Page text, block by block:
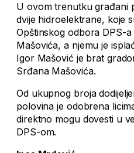
U ovom trenutku građani
dvije hidroelektrane, koje
Opštinskog odbora DPS-
Mašovića, a njemu je
Igor Mašović je brat
Srđana Mašovića.
Od ukupnog broja
polovina je odobrena
direktno mogu dovesti u
DPS-om.